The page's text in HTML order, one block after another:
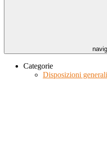
Categorie
Disposizioni generali